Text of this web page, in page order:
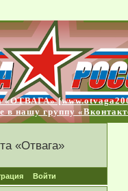
«ОТВАГА»
в нашу группу
«Отвага»
Войти